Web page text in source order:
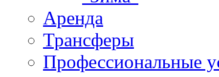
Аренда
Трансферы
Профессиональные